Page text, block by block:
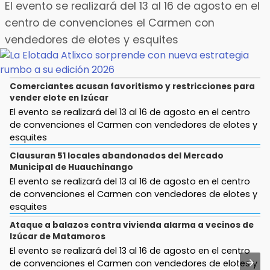
Por asesinato y desaparición desafueran a 2
ediles de MC en Veracruz
6:48
Detienen a 4 que asaltaron el Coppel del
Centro Histórico: recuperan botín
22:09
México Sub-20 aplasta a Panamá y sella su
boleto al Mundial 2027
21:33
Mora vale más que Messi en la Leagues Cup
20:45
Se acerca la justicia para Aldo Padilla: Édgar
sería sentenciado en un mes
20:40
Coleadero repartirá hasta 205 mil pesos en
Puebla
Jul 30 , 17:32
Bárbara de Regil desata burlas por confundir a
Marvel con DC Comics
Jul 30 , 16:50
¿Eres ARMY? Estas tiendas venderán las Oreo
edición BTS en Puebla
Jul 30 , 15:42
Identifican como Gilberto Pérez al levantado
en San Antonio Mihuacán
Jul 30 , 13:40
Artistas de Izúcar podrán solicitar apoyos de
hasta 70 mil pesos con Equiparte
Jul 30 , 14:45
Concacaf rechaza plan de la FIFA para vender
participación de sus torneos
Jul 31 , 14:22
El evento se realizará del 13 al 16 de agosto en el
centro de convenciones el Carmen con
vendedores de elotes y esquites
Comerciantes acusan favoritismo y restricciones para
vender elote en Izúcar
El evento se realizará del 13 al 16 de agosto en el centro
de convenciones el Carmen con vendedores de elotes y
esquites
Clausuran 51 locales abandonados del Mercado
Municipal de Huauchinango
El evento se realizará del 13 al 16 de agosto en el centro
de convenciones el Carmen con vendedores de elotes y
esquites
Ataque a balazos contra vivienda alarma a vecinos de
Izúcar de Matamoros
El evento se realizará del 13 al 16 de agosto en el centro
de convenciones el Carmen con vendedores de elotes y